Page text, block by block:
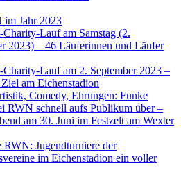
im Jahr 2023
Lauf am Samstag (2.
2023) – 46 Läuferinnen und Läufer
Lauf am 2. September 2023 –
am Eichenstadion
Comedy, Ehrungen: Funke
RWN schnell aufs Publikum über –
am 30. Juni im Festzelt am Wexter
RWN: Jugendturniere der
im Eichenstadion ein voller